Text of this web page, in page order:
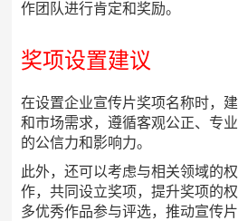
作团队进行肯定和奖励。
奖项设置建议
在设置企业宣传片奖项名称时，
和市场需求，遵循客观公正、专
的公信力和影响力。
此外，还可以考虑与相关领域的
作，共同设立奖项，提升奖项的
多优秀作品参与评选，推动宣传